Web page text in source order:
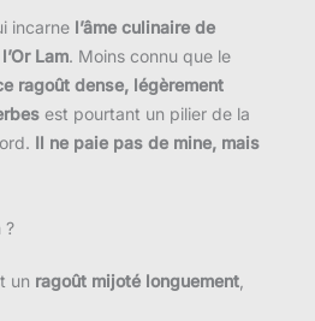
incarne l’âme culinaire de
l’Or Lam. Moins connu que le
ragoût dense, légèrement
est pourtant un pilier de la
Il ne paie pas de mine, mais
?
un ragoût mijoté longuement